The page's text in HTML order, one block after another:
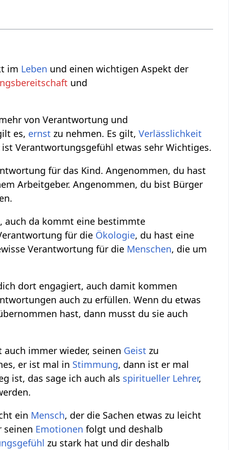
im Leben und einen wichtigen Aspekt der
und
von Verantwortung und
es, ernst zu nehmen. Es gilt,Verlässlichkeit
Verantwortungsgefühl etwas sehr Wichtiges.
für das Kind. Angenommen, du hast
Arbeitgeber. Angenommen, du bist Bürger
auch da kommt eine bestimmte
für die Ökologie, du hast eine
Verantwortung für die Menschen, die um
dort engagiert, auch damit kommen
auch zu erfüllen. Wenn du etwas
hast, dann musst du sie auch
auch immer wieder, seinen Geist zu
er ist mal in Stimmung, dann ist er mal
ist, das sage ich auch als spiritueller Lehrer,
ein Mensch, der die Sachen etwas zu leicht
seinen Emotionen folgt und deshalb
zu stark hat und dir deshalb